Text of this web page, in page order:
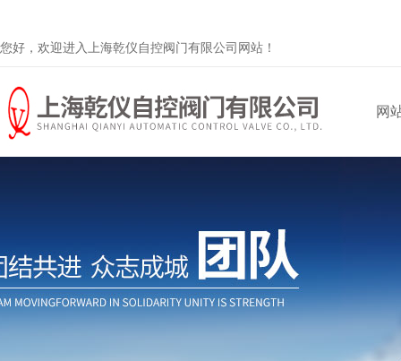
您好，欢迎进入上海乾仪自控阀门有限公司网站！
网